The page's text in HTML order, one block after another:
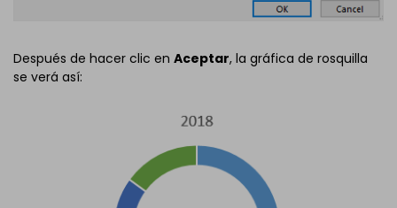
Después de hacer clic en Aceptar, la gráfica de rosquilla
se verá así: